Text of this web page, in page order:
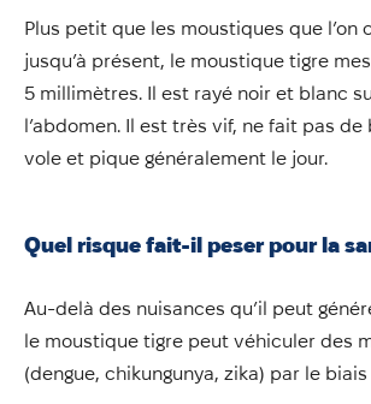
Plus petit que les moustiques que l’on
jusqu’à présent, le moustique tigre
5 millimètres. Il est rayé noir et blanc
l’abdomen. Il est très vif, ne fait pas
vole et pique généralement le jour.
Quel risque fait-il peser pour la
Au-delà des nuisances qu’il peut
le moustique tigre peut véhiculer des
(dengue, chikungunya, zika) par le